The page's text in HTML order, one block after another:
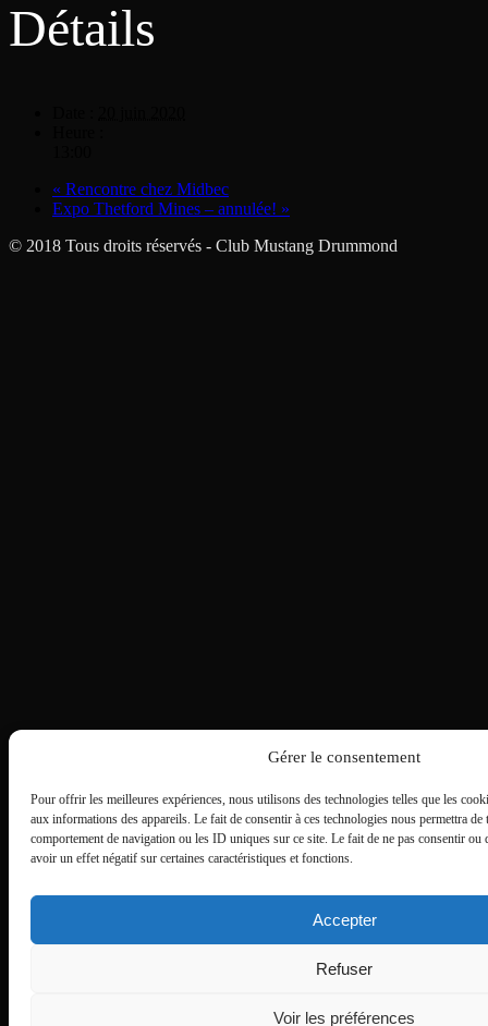
Gérer le consentement
Pour offrir les meilleures expériences, nous utilisons des technologies telles que les
aux informations des appareils. Le fait de consentir à ces technologies nous permettra de
comportement de navigation ou les ID uniques sur ce site. Le fait de ne pas consentir ou
avoir un effet négatif sur certaines caractéristiques et fonctions.
Accepter
Refuser
Voir les préférences
Détails
« Rencontre chez Midbec
Expo Thetford Mines – annulée! »
© 2018 Tous droits réservés - Club Mustang Drummond